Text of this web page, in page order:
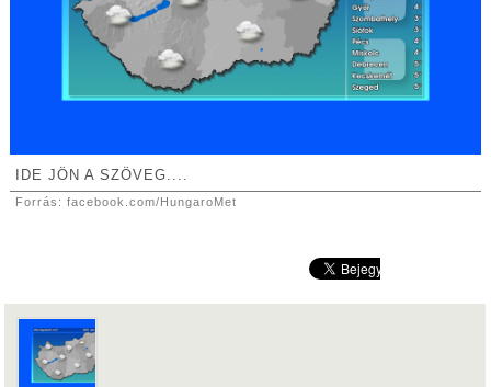
IDE JÖN A SZÖVEG....
Forrás: facebook.com/HungaroMet